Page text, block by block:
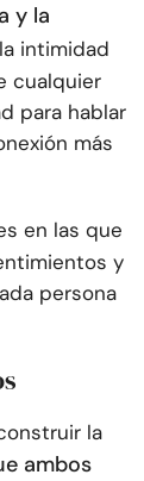
y la
intimidad
cualquier
para hablar
más
en las que
y
persona
la
ambos